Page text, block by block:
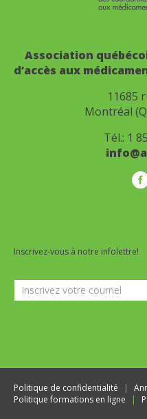
Association
d’accès aux
11685
Montréal
Tél.: 1
Inscrivez-vous à notre infolettre!
Politique de confidentialité
Politique formations en ligne